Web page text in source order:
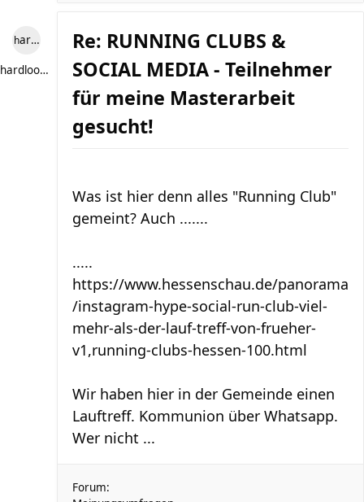
hardlooper
hardlooper
Re: RUNNING CLUBS &
SOCIAL MEDIA - Teilnehmer
für meine Masterarbeit
gesucht!
Was ist hier denn alles "Running Club"
gemeint? Auch .......
.....
https://www.hessenschau.de/panorama
/instagram-hype-social-run-club-viel-
mehr-als-der-lauf-treff-von-frueher-
v1,running-clubs-hessen-100.html
Wir haben hier in der Gemeinde einen
Lauftreff. Kommunion über Whatsapp.
Wer nicht ...
Forum: